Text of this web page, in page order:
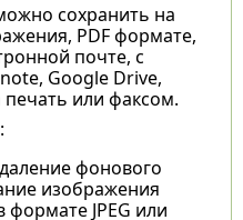
сохранить на
PDF формате,
почте, с
Google Drive,
или факсом.
фонового
изображения
формате JPEG или